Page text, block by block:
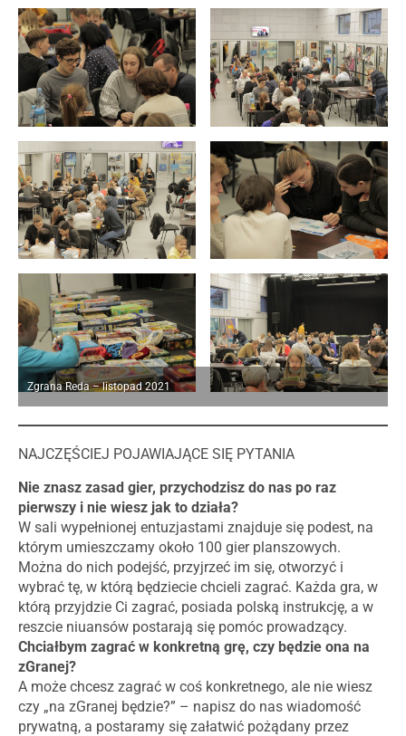
Zgrana Reda – listopad 2021
NAJCZĘŚCIEJ POJAWIAJĄCE SIĘ PYTANIA
Nie znasz zasad gier, przychodzisz do nas po raz
pierwszy i nie wiesz jak to działa?
W sali wypełnionej entuzjastami znajduje się podest, na
którym umieszczamy około 100 gier planszowych.
Można do nich podejść, przyjrzeć im się, otworzyć i
wybrać tę, w którą będziecie chcieli zagrać. Każda gra, w
którą przyjdzie Ci zagrać, posiada polską instrukcję, a w
reszcie niuansów postarają się pomóc prowadzący.
Chciałbym zagrać w konkretną grę, czy będzie ona na
zGranej?
A może chcesz zagrać w coś konkretnego, ale nie wiesz
czy „na zGranej będzie?” – napisz do nas wiadomość
prywatną, a postaramy się załatwić pożądany przez